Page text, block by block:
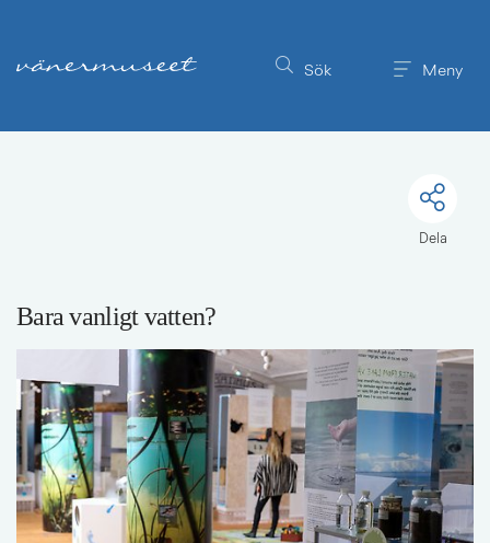
Sök Meny
Dela
Bara vanligt vatten?